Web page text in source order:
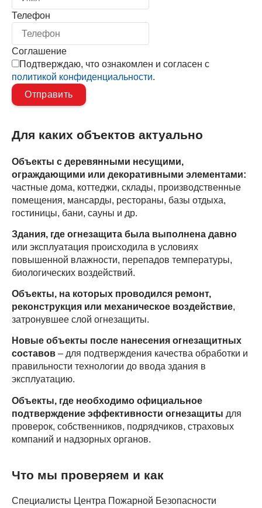
Телефон
Соглашение
Подтверждаю, что ознакомлен и согласен с
политикой конфиденциальности.
Для каких объектов актуально
Объекты с деревянными несущими,
ограждающими или декоративными элементами:
частные дома, коттеджи, склады, производственные
помещения, мансарды, рестораны, базы отдыха,
гостиницы, бани, сауны и др.
Здания, где огнезащита была выполнена давно
или эксплуатация происходила в условиях
повышенной влажности, перепадов температуры,
биологических воздействий.
Объекты, на которых проводился ремонт,
реконструкция или механическое воздействие,
затронувшее слой огнезащиты.
Новые объекты после нанесения огнезащитных
составов – для подтверждения качества обработки и
правильности технологии до ввода здания в
эксплуатацию.
Объекты, где необходимо официальное
подтверждение эффективности огнезащиты для
проверок, собственников, подрядчиков, страховых
компаний и надзорных органов.
Что мы проверяем и как
Специалисты Центра Пожарной Безопасности